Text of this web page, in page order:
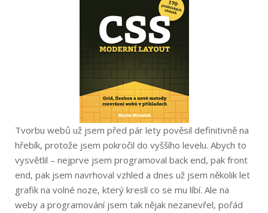
Tvorbu webů už jsem před pár lety pověsil definitivně na
hřebík, protože jsem pokročil do vyššího levelu. Abych to
vysvětlil – nejprve jsem programoval back end, pak front
end, pak jsem navrhoval vzhled a dnes už jsem několik let
grafik na volné noze, který kreslí co se mu líbí. Ale na
weby a programování jsem tak nějak nezanevřel, pořád